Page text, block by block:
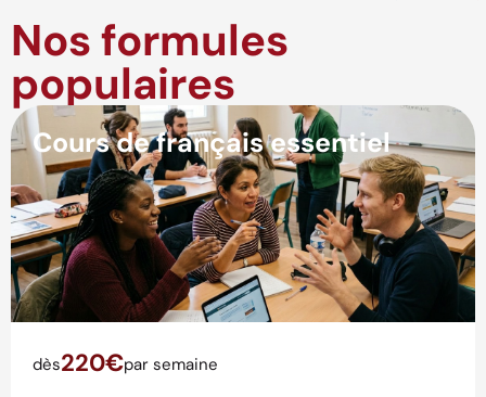
Nos formules
populaires
Cours de français essentiel
dès220€par semaine